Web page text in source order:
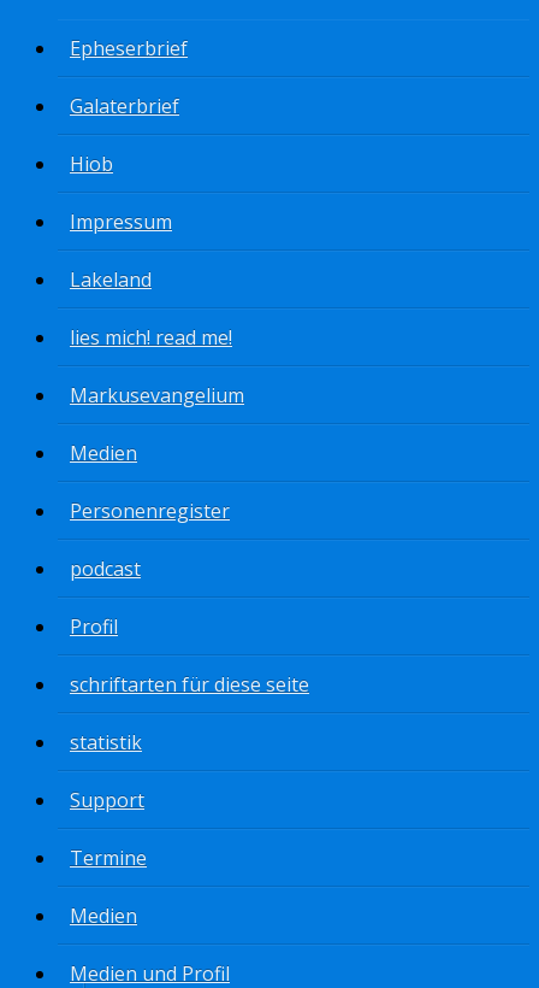
Epheserbrief
Galaterbrief
Hiob
Impressum
Lakeland
lies mich! read me!
Markusevangelium
Medien
Personenregister
podcast
Profil
schriftarten für diese seite
statistik
Support
Termine
Medien
Medien und Profil